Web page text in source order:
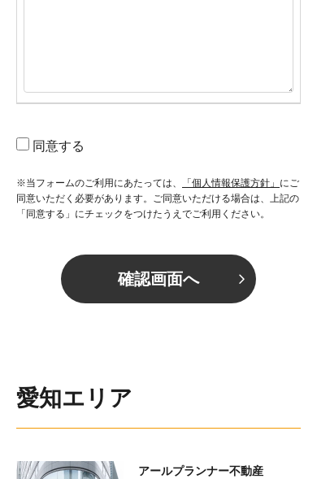
同意する
※当フォームのご利用にあたっては、 「個人情報保護方針」 にご
同意いただく必要があります。ご同意いただける場合は、上記の
「同意する」にチェックをつけたうえでご利用ください。
確認画面へ
愛知エリア
アールプランナー不動産